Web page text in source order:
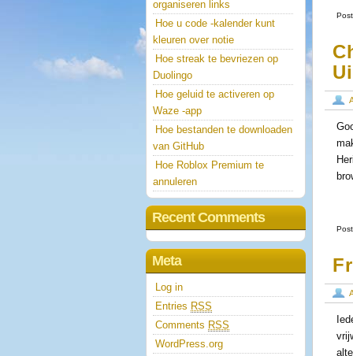
organiseren links
Hoe u code -kalender kunt
kleuren over notie
Hoe streak te bevriezen op
Duolingo
Hoe geluid te activeren op
Waze -app
Hoe bestanden te downloaden
van GitHub
Hoe Roblox Premium te
annuleren
Recent Comments
Meta
Log in
Entries RSS
Comments RSS
WordPress.org